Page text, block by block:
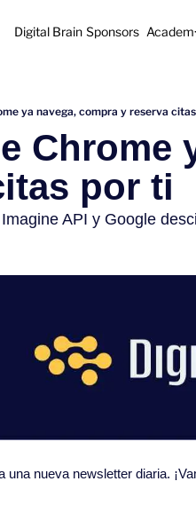
Digital Brain Sponsors
ya navega, compra y reserva
Chrome
por ti
API y Google
una nueva newsletter diaria.